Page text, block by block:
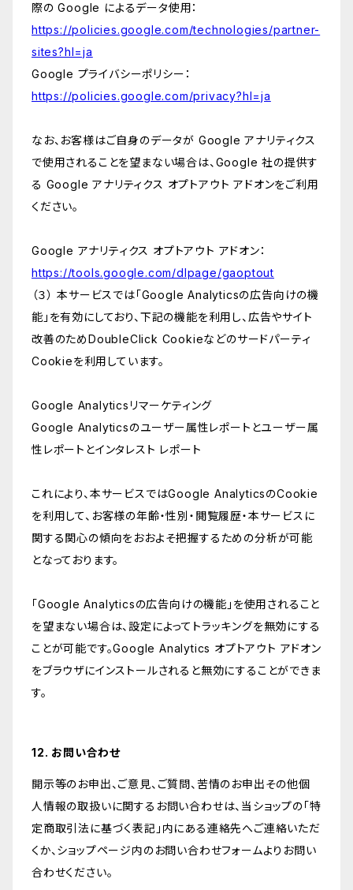
際の Google によるデータ使用：
https://policies.google.com/technologies/partner-
sites?hl=ja
Google プライバシーポリシー：
https://policies.google.com/privacy?hl=ja
なお、お客様はご自身のデータが Google アナリティクス
で使用されることを望まない場合は、Google 社の提供す
る Google アナリティクス オプトアウト アドオンをご利用
ください。
Google アナリティクス オプトアウト アドオン：
https://tools.google.com/dlpage/gaoptout
（３） 本サービスでは「Google Analyticsの広告向けの機
能」を有効にしており、下記の機能を利用し、広告やサイト
改善のためDoubleClick Cookieなどのサードパーティ
Cookieを利用しています。
Google Analyticsリマーケティング
Google Analyticsのユーザー属性レポートとユーザー属
性レポートとインタレスト レポート
これにより、本サービスではGoogle AnalyticsのCookie
を利用して、お客様の年齢・性別・閲覧履歴・本サービスに
関する関心の傾向をおおよそ把握するための分析が可能
となっております。
「Google Analyticsの広告向けの機能」を使用されること
を望まない場合は、設定によってトラッキングを無効にする
ことが可能です。Google Analytics オプトアウト アドオン
をブラウザにインストールされると無効にすることができま
す。
12. お問い合わせ
開示等のお申出、ご意見、ご質問、苦情のお申出その他個
人情報の取扱いに関するお問い合わせは、当ショップの「特
定商取引法に基づく表記」内にある連絡先へご連絡いただ
くか、ショップページ内のお問い合わせフォームよりお問い
合わせください。